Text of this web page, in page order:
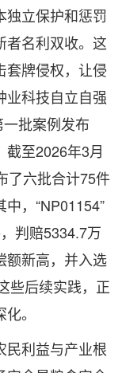
独立保护和惩罚
者名利双收。这
套牌侵权，让侵
业科技自立自强
批案例发布
至2026年3月
了六批合计75件
，“NP01154”
判赔5334.7万
额新高，并入选
些后续实践，正
。
利益与产业根